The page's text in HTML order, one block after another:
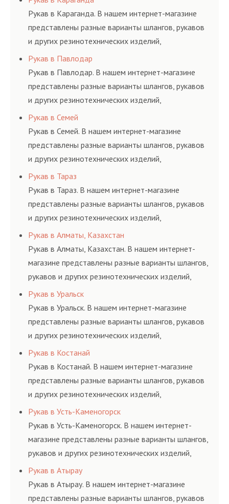
и нормативам.
Рукав в Караганда. В нашем интернет-магазине
представлены разные варианты шлангов, рукавов
и других резинотехнических изделий,
соответствующих ГОСТам, техническим условиям
и нормативам.
Рукав в Павлодар
Рукав в Павлодар. В нашем интернет-магазине
представлены разные варианты шлангов, рукавов
и других резинотехнических изделий,
соответствующих ГОСТам, техническим условиям
и нормативам.
Рукав в Семей
Рукав в Семей. В нашем интернет-магазине
представлены разные варианты шлангов, рукавов
и других резинотехнических изделий,
соответствующих ГОСТам, техническим условиям
и нормативам.
Рукав в Тараз
Рукав в Тараз. В нашем интернет-магазине
представлены разные варианты шлангов, рукавов
и других резинотехнических изделий,
соответствующих ГОСТам, техническим условиям
и нормативам.
Рукав в Алматы, Казахстан
Рукав в Алматы, Казахстан. В нашем интернет-
магазине представлены разные варианты шлангов,
рукавов и других резинотехнических изделий,
соответствующих ГОСТам, техническим условиям
и нормативам.
Рукав в Уральск
Рукав в Уральск. В нашем интернет-магазине
представлены разные варианты шлангов, рукавов
и других резинотехнических изделий,
соответствующих ГОСТам, техническим условиям
и нормативам.
Рукав в Костанай
Рукав в Костанай. В нашем интернет-магазине
представлены разные варианты шлангов, рукавов
и других резинотехнических изделий,
соответствующих ГОСТам, техническим условиям
и нормативам.
Рукав в Усть-Каменогорск
Рукав в Усть-Каменогорск. В нашем интернет-
магазине представлены разные варианты шлангов,
рукавов и других резинотехнических изделий,
соответствующих ГОСТам, техническим условиям
и нормативам.
Рукав в Атырау
Рукав в Атырау. В нашем интернет-магазине
представлены разные варианты шлангов, рукавов